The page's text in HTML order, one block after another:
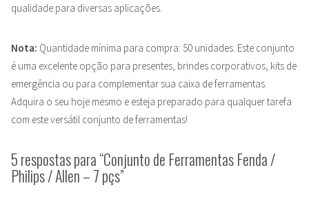
qualidade para diversas aplicações.
Nota: Quantidade mínima para compra: 50 unidades. Este conjunto
é uma excelente opção para presentes, brindes corporativos, kits de
emergência ou para complementar sua caixa de ferramentas.
Adquira o seu hoje mesmo e esteja preparado para qualquer tarefa
com este versátil conjunto de ferramentas!
5 respostas para “Conjunto de Ferramentas Fenda /
Philips / Allen – 7 pçs”